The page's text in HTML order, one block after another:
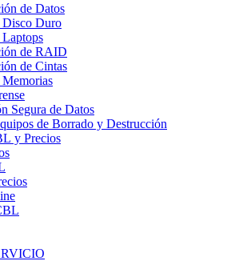
de Datos
Disco Duro
Laptops
de RAID
de Cintas
Segura de Datos
de Borrado y Destrucción
y Precios